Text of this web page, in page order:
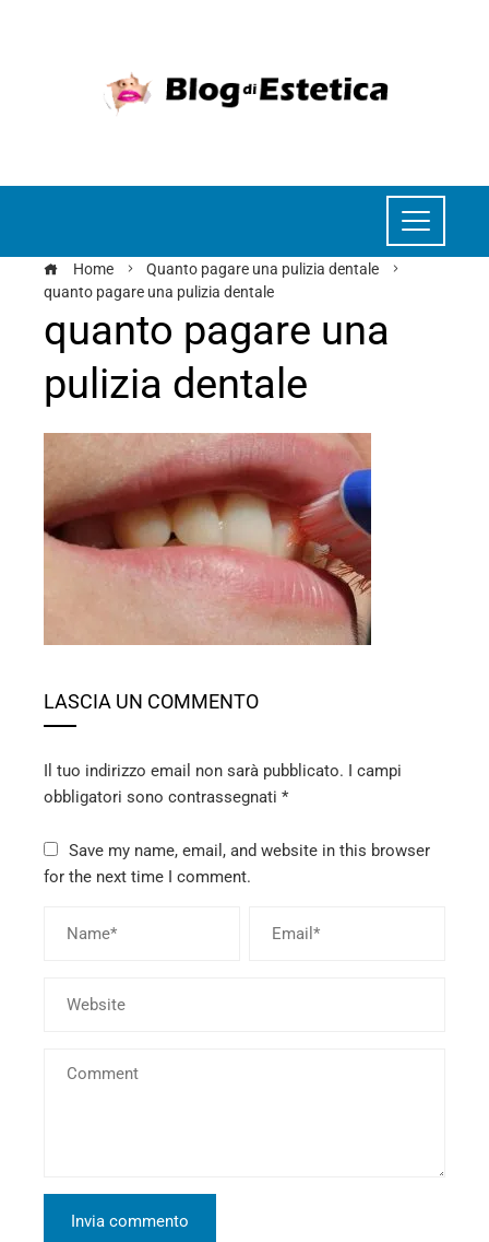
Home
Quanto pagare una pulizia dentale
quanto pagare una pulizia dentale
quanto pagare una
pulizia dentale
LASCIA UN COMMENTO
Il tuo indirizzo email non sarà pubblicato. I campi
obbligatori sono contrassegnati *
Save my name, email, and website in this browser
for the next time I comment.